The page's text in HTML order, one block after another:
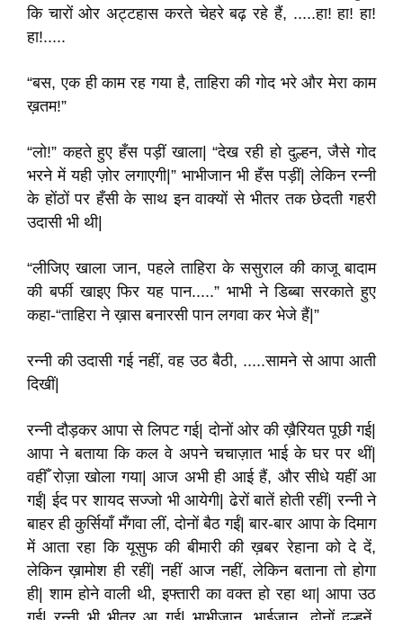
कि चारों ओर अट्टहास करते चेहरे बढ़ रहे हैं, .....हा! हा! हा!
हा!.....
“बस, एक ही काम रह गया है, ताहिरा की गोद भरे और मेरा काम
ख़तम!”
“लो!” कहते हुए हँस पड़ीं खाला| “देख रही हो दुल्हन, जैसे गोद
भरने में यही ज़ोर लगाएगी|” भाभीजान भी हँस पड़ीं| लेकिन रन्नी
के होंठों पर हँसी के साथ इन वाक्यों से भीतर तक छेदती गहरी
उदासी भी थी|
“लीजिए खाला जान, पहले ताहिरा के ससुराल की काजू बादाम
की बर्फी खाइए फिर यह पान.....” भाभी ने डिब्बा सरकाते हुए
कहा-“ताहिरा ने ख़ास बनारसी पान लगवा कर भेजे हैं|”
रन्नी की उदासी गई नहीं, वह उठ बैठी, .....सामने से आपा आती
दिखीं|
रन्नी दौड़कर आपा से लिपट गई| दोनों ओर की ख़ैरियत पूछी गई|
आपा ने बताया कि कल वे अपने चचाज़ात भाई के घर पर थीं|
वहीँ रोज़ा खोला गया| आज अभी ही आई हैं, और सीधे यहीं आ
गईं| ईद पर शायद सज्जो भी आयेगी| ढेरों बातें होती रहीं| रन्नी ने
बाहर ही कुर्सियाँ मँगवा लीं, दोनों बैठ गईं| बार-बार आपा के दिमाग
में आता रहा कि यूसुफ की बीमारी की ख़बर रेहाना को दे दें,
लेकिन ख़ामोश ही रहीं| नहीं आज नहीं, लेकिन बताना तो होगा
ही| शाम होने वाली थी, इफ्तारी का वक्त हो रहा था| आपा उठ